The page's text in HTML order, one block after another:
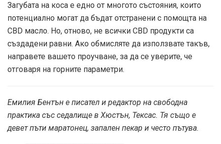
Загубата на коса е едно от многото състояния, които
потенциално могат да бъдат отстранени с помощта на
CBD масло. Но, отново, не всички CBD продукти са
създадени равни. Ако обмисляте да използвате такъв,
направете вашето проучване, за да се уверите, че
отговаря на горните параметри.
Емилия Бентън е писател и редактор на свободна
практика със седалище в Хюстън, Тексас. Тя също е
девет пъти маратонец, запален пекар и често пътува.